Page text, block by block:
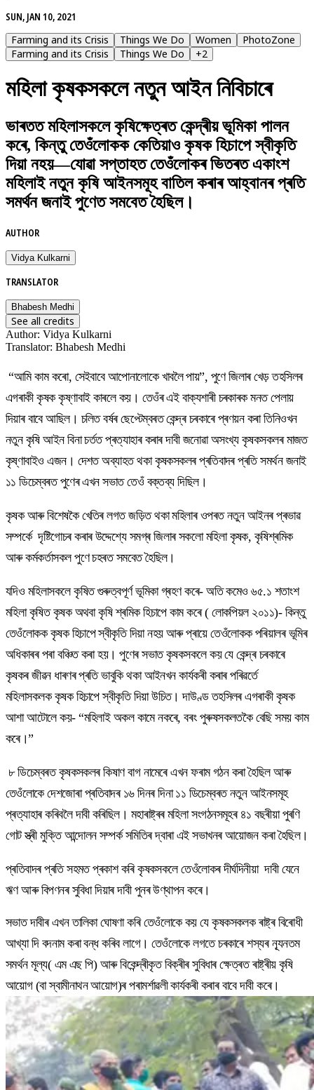
SUN, JAN 10, 2021
Farming and its Crisis
Things We Do Women
PhotoZone
Farming and its Crisis
Things We Do +2
মহিলা কৃষকসকলে নতুন আইন নিবিচাৰে
ভাৰতত মহিলাসকলে কৃষিক্ষেত্ৰত কেন্দ্ৰীয় ভূমিকা পালন
কৰে, কিন্তু তেওঁলোকক কেতিয়াও কৃষক হিচাপে স্বীকৃতি
দিয়া নহয়—যোৱা সপ্তাহত তেওঁলোকৰ ভিতৰত একাংশ
মহিলাই নতুন কৃষি আইনসমূহ বাতিল কৰাৰ আহ্বানৰ প্ৰতি
সমৰ্থন জনাই পুণেত সমবেত হৈছিল।
AUTHOR
Vidya Kulkarni
TRANSLATOR
Bhabesh Medhi
See all credits
Author: Vidya Kulkarni
Translator: Bhabesh Medhi
“আমি কাম কৰো, সেইবাবে আপোনালোকে খাবলৈ পায়”, পুণে জিলাৰ খেড় তহসিলৰ
এগৰাকী কৃষক কৃষ্ণাবাই কাৰলে কয়। তেওঁৰ এই বাক্যশাৰী চৰকাৰক মনত পেলায়
দিয়াৰ বাবে আছিল। চলিত বৰ্ষৰ ছেপ্টেম্বৰত কেন্দ্ৰ চৰকাৰে প্ৰণয়ন কৰা তিনিওখন
নতুন কৃষি আইন বিনা চৰ্তত প্ৰত্যাহাৰ কৰাৰ দাবী জনোৱা অসংখ্য কৃষকসকলৰ মাজত
কৃষ্ণাবাইও এজন। দেশত অব্যাহত থকা কৃষকসকলৰ প্ৰতিবাদৰ প্ৰতি সমৰ্থন জনাই
১১ ডিচেম্বৰত পুণেৰ এখন সভাত তেওঁ বক্তব্য দিছিল।
কৃষক আৰু বিশেষকৈ খেতিৰ লগত জড়িত থকা মহিলাৰ ওপৰত নতুন আইনৰ প্ৰভাৱ
সম্পৰ্কে দৃষ্টিগোচৰ কৰাৰ উদ্দেশ্যে সমগ্ৰ জিলাৰ সকলো মহিলা কৃষক, কৃষিশ্ৰমিক
আৰু কৰ্মকৰ্তাসকল পুণে চহৰত সমবেত হৈছিল।
যদিও মহিলাসকলে কৃষিত গুৰুত্বপূৰ্ণ ভূমিকা গ্ৰহণ কৰে- অতি কমেও ৬৫.১ শতাংশ
মহিলা কৃষিত কৃষক অথবা কৃষি শ্ৰমিক হিচাপে কাম কৰে ( লোকপিয়ল ২০১১)- কিন্তু
তেওঁলোকক কৃষক হিচাপে স্বীকৃতি দিয়া নহয় আৰু প্ৰায়ে তেওঁলোকক পৰিয়ালৰ ভূমিৰ
অধিকাৰৰ পৰা বঞ্চিত কৰা হয়। পুণেৰ সভাত কৃষকসকলে কয় যে কেন্দ্ৰ চৰকাৰে
কৃষকৰ জীৱন ধাৰণৰ প্ৰতি ভাবুকি থকা আইনখন কাৰ্যকৰী কৰাৰ পৰিৱৰ্তে
মহিলাসকলক কৃষক হিচাপে স্বীকৃতি দিয়া উচিত। দাউণ্ড তহসিলৰ এগৰাকী কৃষক
আশা আটোলে কয়- “মহিলাই অকল কামে নকৰে, বৰং পুৰুষসকলতকৈ বেছি সময় কাম
কৰে।”
৮ ডিচেম্বৰত কৃষকসকলৰ কিষাণ বাগ নামেৰে এখন ফৰাম গঠন কৰা হৈছিল আৰু
তেওঁলোকে দেশজোৰা প্ৰতিবাদৰ ১৬ দিনৰ দিনা ১১ ডিচেম্বৰত নতুন আইনসমূহ
প্ৰত্যাহাৰ কৰিবলৈ দাবী কৰিছিল। মহাৰাষ্ট্ৰৰ মহিলা সংগঠনসমূহৰ ৪১ বছৰীয়া পুৰণি
গোট স্ত্ৰী মুক্তি আন্দোলন সম্পৰ্ক সমিতিৰ দ্বাৰা এই সভাখনৰ আয়োজন কৰা হৈছিল।
প্ৰতিবাদৰ প্ৰতি সহমত প্ৰকাশ কৰি কৃষকসকলে তেওঁলোকৰ দীৰ্ঘদিনীয়া দাবী যেনে
ঋণ আৰু বিপণনৰ সুবিধা দিয়াৰ দাবী পুনৰ উণ্থাপন কৰে।
সভাত দাবীৰ এখন তালিকা ঘোষণা কৰি তেওঁলোকে কয় যে কৃষকসকলক ৰাষ্ট্ৰ বিৰোধী
আখ্যা দি বদনাম কৰা বন্ধ কৰিব লাগে। তেওঁলোকে লগতে চৰকাৰে শস্যৰ ন্যূনতম
সমৰ্থন মূল্য( এম এছ পি) আৰু বিকেন্দ্ৰীকৃত বিক্ৰীৰ সুবিধাৰ ক্ষেত্ৰত ৰাষ্ট্ৰীয় কৃষি
আয়োগ (বা স্বামীনাথন আয়োগ)ৰ পৰামৰ্শাৱলী কাৰ্যকৰী কৰাৰ বাবে দাবী কৰে।